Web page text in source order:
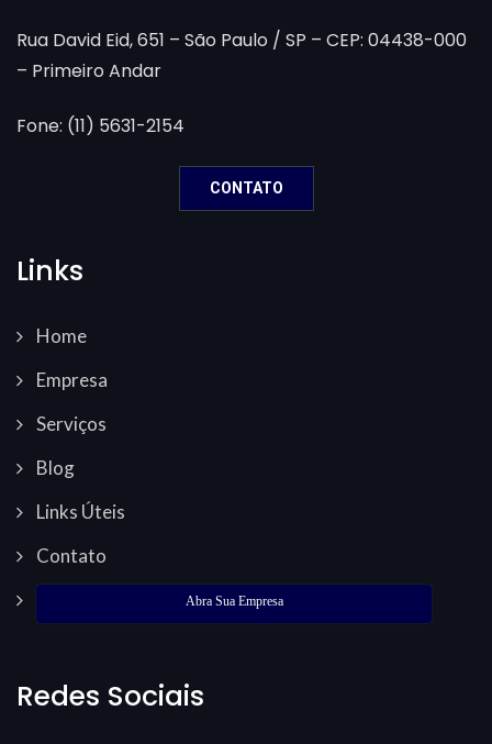
Rua David Eid, 651 – São Paulo / SP – CEP: 04438-000
– Primeiro Andar
Fone: (11) 5631-2154
CONTATO
Links
Home
Empresa
Serviços
Blog
Links Úteis
Contato
Abra Sua Empresa
Redes Sociais